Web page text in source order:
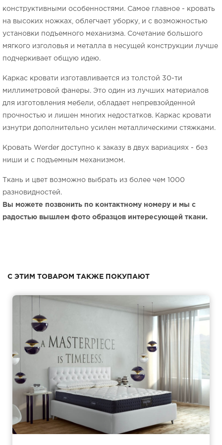
конструктивными особенностями. Самое главное - кровать
на высоких ножках, облегчает уборку, и с возможностью
установки подъемного механизма. Сочетание большого
мягкого изголовья и металла в несущей конструкции лучше
подчеркивает общую идею.
Каркас кровати изготавливается из толстой 30-ти
миллиметровой фанеры. Это один из лучших материалов
для изготовления мебели, обладает непревзойденной
прочностью и лишен многих недостатков. Каркас кровати
изнутри дополнительно усилен металлическими стяжками.
Кровать Werder доступно к заказу в двух вариациях - без
ниши и с подъемным механизмом.
Ткань и цвет возможно выбрать из более чем 1000
разновидностей.
Вы можете позвонить по контактному номеру и мы с
радостью вышлем фото образцов интересующей ткани.
С ЭТИМ ТОВАРОМ ТАКЖЕ ПОКУПАЮТ